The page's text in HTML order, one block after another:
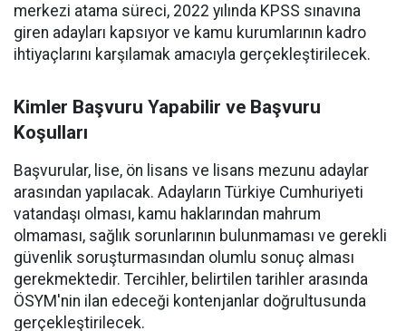
merkezi atama süreci, 2022 yılında KPSS sınavına
giren adayları kapsıyor ve kamu kurumlarının kadro
ihtiyaçlarını karşılamak amacıyla gerçekleştirilecek.
Kimler Başvuru Yapabilir ve Başvuru
Koşulları
Başvurular, lise, ön lisans ve lisans mezunu adaylar
arasından yapılacak. Adayların Türkiye Cumhuriyeti
vatandaşı olması, kamu haklarından mahrum
olmaması, sağlık sorunlarının bulunmaması ve gerekli
güvenlik soruşturmasından olumlu sonuç alması
gerekmektedir. Tercihler, belirtilen tarihler arasında
ÖSYM'nin ilan edeceği kontenjanlar doğrultusunda
gerçekleştirilecek.